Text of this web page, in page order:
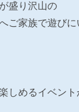
盛り沢山の
ご家族で遊びに
しめるイベント